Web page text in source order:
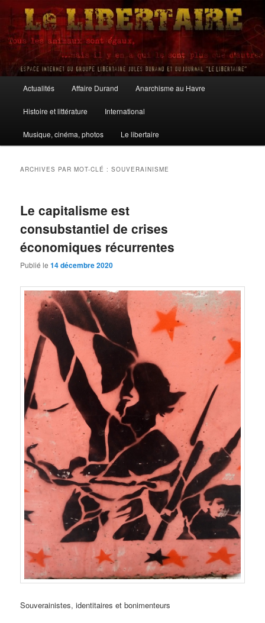
Aller
contenu
principal
Aller
contenu
secondaire
Le Libertaire
principal
Actualités Affaire Durand Anarchisme au Havre
Histoire et littérature International
Musique, cinéma, photos Le libertaire
ARCHIVES PAR MOT-CLÉ :SOUVERAINISME
Le capitalisme est
consubstantiel de crises
économiques récurrentes
Publié le14 décembre 2020
Souverainistes, identitaires et bonimenteurs